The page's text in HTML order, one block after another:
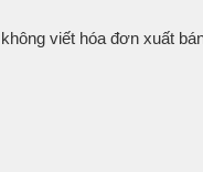
viết hóa đơn xuất